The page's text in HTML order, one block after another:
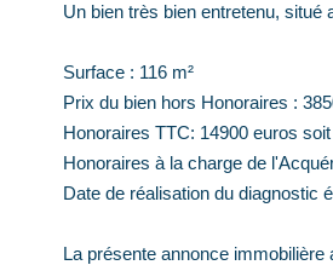
Un bien très bien entretenu,
Surface : 116 m²
Prix du bien hors Honoraires :
Honoraires TTC: 14900 euros
Honoraires à la charge de
Date de réalisation du diagnostic
La présente annonce